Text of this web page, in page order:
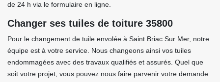
de 24 h via le formulaire en ligne.
Changer ses tuiles de toiture 35800
Pour le changement de tuile envolée à Saint Briac Sur Mer, notre
équipe est à votre service. Nous changeons ainsi vos tuiles
endommagées avec des travaux qualifiés et assurés. Quel que
soit votre projet, vous pouvez nous faire parvenir votre demande